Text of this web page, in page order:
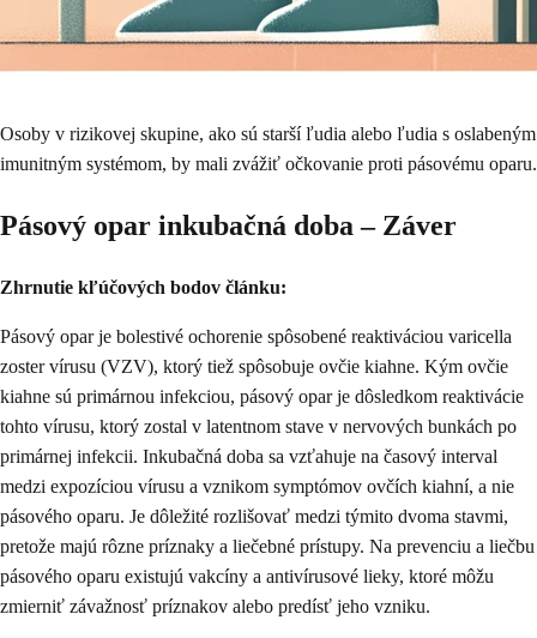
Osoby v rizikovej skupine, ako sú starší ľudia alebo ľudia s oslabeným
imunitným systémom, by mali zvážiť očkovanie proti pásovému oparu.
Pásový opar inkubačná doba – Záver
Zhrnutie kľúčových bodov článku:
Pásový opar je bolestivé ochorenie spôsobené reaktiváciou varicella
zoster vírusu (VZV), ktorý tiež spôsobuje ovčie kiahne. Kým ovčie
kiahne sú primárnou infekciou, pásový opar je dôsledkom reaktivácie
tohto vírusu, ktorý zostal v latentnom stave v nervových bunkách po
primárnej infekcii. Inkubačná doba sa vzťahuje na časový interval
medzi expozíciou vírusu a vznikom symptómov ovčích kiahní, a nie
pásového oparu. Je dôležité rozlišovať medzi týmito dvoma stavmi,
pretože majú rôzne príznaky a liečebné prístupy. Na prevenciu a liečbu
pásového oparu existujú vakcíny a antivírusové lieky, ktoré môžu
zmierniť závažnosť príznakov alebo predísť jeho vzniku.